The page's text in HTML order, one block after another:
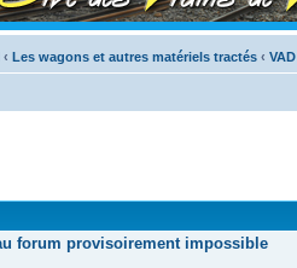
‹ Les wagons et autres matériels tractés ‹ VAD
forum provisoirement impossible